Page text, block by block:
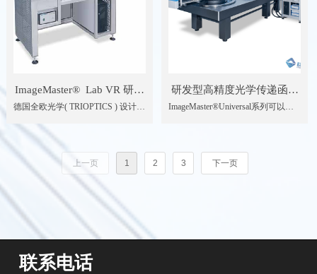
ImageMaster® Lab VR 研发
型光学传递函数测量仪（VR
德国全欧光学( TRIOPTICS ) 设计的
主要应用于菲涅尔透镜及VR相关透
镜的杂散性测试，及成像质量的检
测等。
研发型高精度光学传递函数
测量仪
ImageMaster®Universal系列可以在
镜，红外波段、可见光还是紫外波
段，都可被精确测量。
上一页 1 2 3 下一页
联系电话